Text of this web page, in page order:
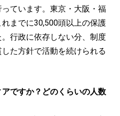
ています。東京・大阪・福
までに30,500頭以上の保護
行政に依存しない分、制度
た方針で活動を続けられる
ですか？どのくらいの人数